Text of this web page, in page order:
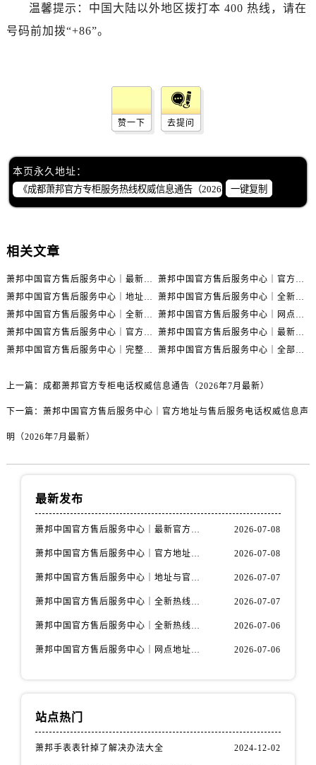
广东省汕尾市城区香洲街道园林社区翠园街萧邦售后服务中心（需提前预约）
广西壮族自治区贺州市八步区城东街道灵峰南路萧邦售后服务中心（需提前预约）
广西壮族自治区来宾市兴宾区桂中大道萧邦售后服务中心（需提前预约）
河南省济源市沁园街道济水大道萧邦售后服务中心（需提前预约）
温馨提示：中国大陆以外地区拨打本 400 热线，请在
号码前加拨“+86”。
赞一下 去提问
本页永久地址：
一键复制
相关文章
萧邦中国官方售后服务中心｜最新官方地址和全部热线权威信息通知（2026年7月最新）
萧邦中国官方售后服务中心｜官方地址及联系电话权威信息声明（2026年7月最新）
萧邦中国官方售后服务中心｜地址与官方电话权威信息通知（2026年7月最新）
萧邦中国官方售后服务中心｜全新热线和维修门店详细地址权威信息通告（2026年7月最新）
萧邦中国官方售后服务中心｜全新热线和维修门店详细地址权威信息声明（2026年7月最新）
萧邦中国官方售后服务中心｜网点地址与售后服务电话权威信息声明（2026年7月最新）
萧邦中国官方售后服务中心｜官方热线及网点地址权威信息声明（2026年7月最新）
萧邦中国官方售后服务中心｜最新热线及详细网点地址权威信息通告（2026年7月最新）
萧邦中国官方售后服务中心｜完整地址与联系电话权威信息通告（2026年7月最新）
萧邦中国官方售后服务中心｜全部地址及热线电话权威信息通知（2026年7月最新）
上一篇： 成都萧邦官方专柜电话权威信息通告（2026年7月最新）
下一篇： 萧邦中国官方售后服务中心｜官方地址与售后服务电话权威信息声
明（2026年7月最新）
最新发布
萧邦中国官方售后服务中心｜最新官方地址和全部热线权威信息通知（2026年7月最新） 2026-07-08
萧邦中国官方售后服务中心｜官方地址及联系电话权威信息声明（2026年7月最新） 2026-07-08
萧邦中国官方售后服务中心｜地址与官方电话权威信息通知（2026年7月最新） 2026-07-07
萧邦中国官方售后服务中心｜全新热线和维修门店详细地址权威信息通告（2026年7月最新） 2026-07-07
萧邦中国官方售后服务中心｜全新热线和维修门店详细地址权威信息声明（2026年7月最新） 2026-07-06
萧邦中国官方售后服务中心｜网点地址与售后服务电话权威信息声明（2026年7月最新） 2026-07-06
站点热门
萧邦手表表针掉了解决办法大全 2024-12-02